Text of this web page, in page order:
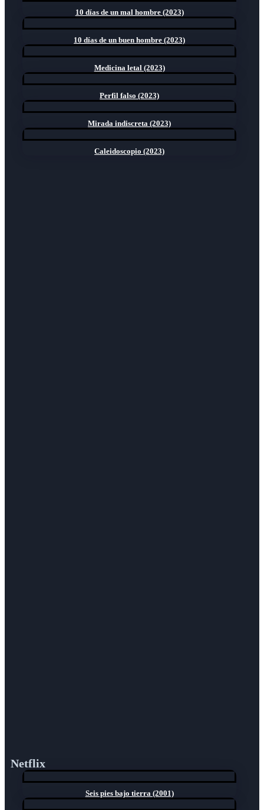
10 días de un mal hombre (2023)
10 días de un buen hombre (2023)
Medicina letal (2023)
Perfil falso (2023)
Mirada indiscreta (2023)
Caleidoscopio (2023)
Netflix
Seis pies bajo tierra (2001)